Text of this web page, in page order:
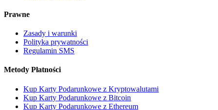
Prawne
Zasady i warunki
Polityka prywatności
Regulamin SMS
Metody Płatności
Kup Karty Podarunkowe z Kryptowalutami
Kup Karty Podarunkowe z Bitcoin
Kup Karty Podarunkowe z Ethereum